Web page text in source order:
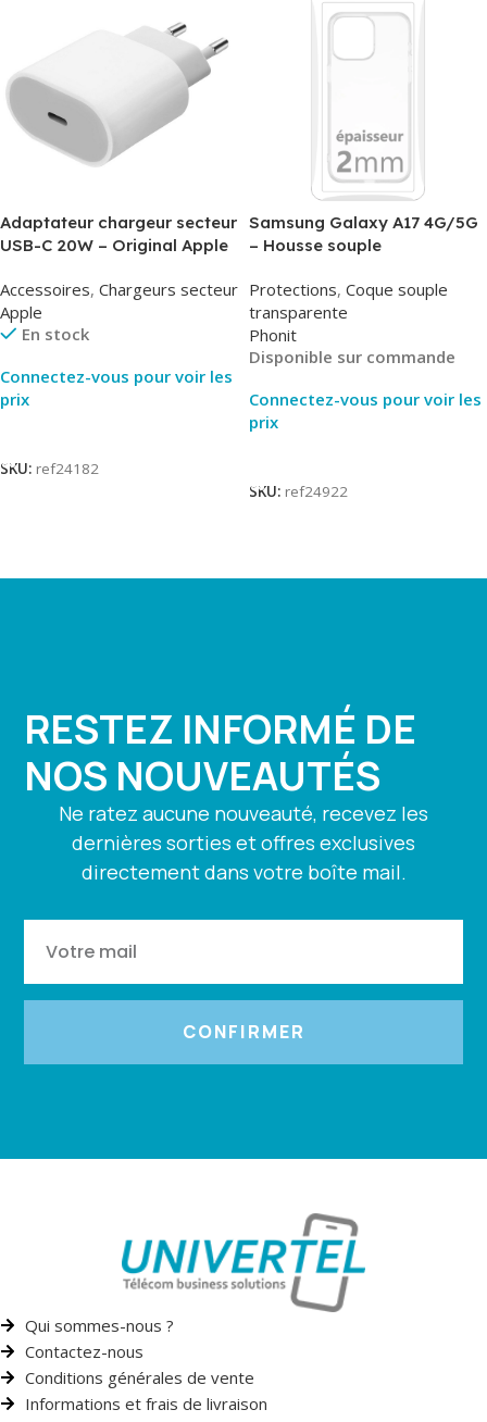
Adaptateur chargeur secteur
USB-C 20W – Original Apple
Accessoires, Chargeurs secteur
Apple
En stock
Connectez-vous pour voir les
prix
SKU: ref24182
Samsung Galaxy A17 4G/5G
– Housse souple
Protections, Coque souple
transparente
Phonit
Disponible sur commande
Connectez-vous pour voir les
prix
SKU: ref24922
RESTEZ INFORMÉ DE
NOS NOUVEAUTÉS
Ne ratez aucune nouveauté, recevez les
dernières sorties et offres exclusives
directement dans votre boîte mail.
CONFIRMER
Qui sommes-nous ?
Contactez-nous
Conditions générales de vente
Informations et frais de livraison